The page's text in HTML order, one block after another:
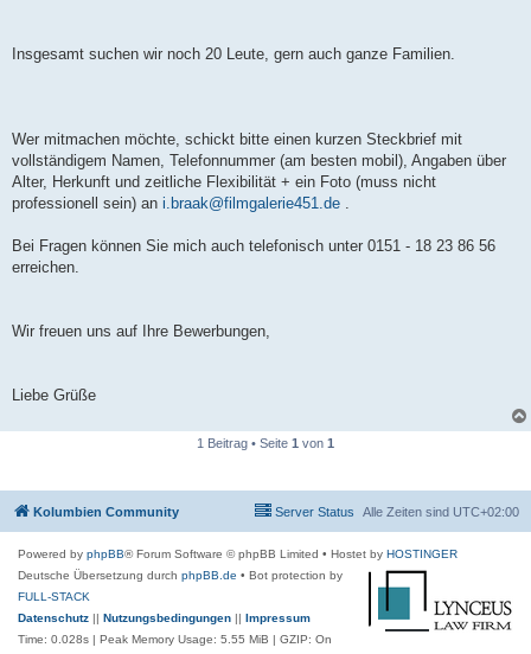
Insgesamt suchen wir noch 20 Leute, gern auch ganze Familien.
Wer mitmachen möchte, schickt bitte einen kurzen Steckbrief mit
vollständigem Namen, Telefonnummer (am besten mobil), Angaben über
Alter, Herkunft und zeitliche Flexibilität + ein Foto (muss nicht
professionell sein) an i.braak@filmgalerie451.de
Bei Fragen können Sie mich auch telefonisch unter 0151 - 18 23 86 56
erreichen.
Wir freuen uns auf Ihre Bewerbungen,
Liebe Grüße
1 Beitrag • Seite 1 von 1
Kolumbien Community Alle Zeiten sind UTC+02:00
Server Status
Powered by phpBB® Forum Software © phpBB Limited • Hostet by HOSTINGER
Deutsche Übersetzung durch phpBB.de • Bot protection by
FULL-STACK
Datenschutz || Nutzungsbedingungen || Impressum
Time: 0.028s | Peak Memory Usage: 5.55 MiB | GZIP: On